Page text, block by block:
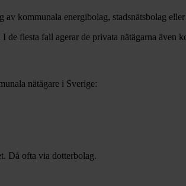
kommunala energibolag, stadsnätsbolag
flesta fall agerar de privata nätägarna även
nätägare i Sverige:
Då ofta via dotterbolag.